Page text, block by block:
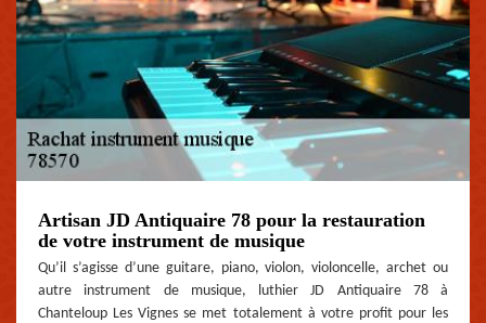
Artisan JD Antiquaire 78 pour la restauration
de votre instrument de musique
Qu’il s’agisse d’une guitare, piano, violon, violoncelle, archet ou
autre instrument de musique, luthier JD Antiquaire 78 à
Chanteloup Les Vignes se met totalement à votre profit pour les